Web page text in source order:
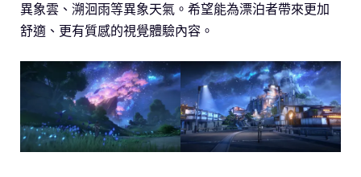
異象雲、溯洄雨等異象天氣。希望能為漂泊者帶來更加
舒適、更有質感的視覺體驗內容。